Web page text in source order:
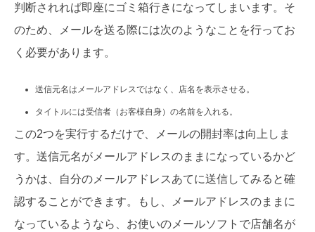
判断されれば即座にゴミ箱行きになってしまいます。そ
のため、メールを送る際には次のようなことを行ってお
く必要があります。
送信元名はメールアドレスではなく、店名を表示させる。
タイトルには受信者（お客様自身）の名前を入れる。
この2つを実行するだけで、メールの開封率は向上しま
す。送信元名がメールアドレスのままになっているかど
うかは、自分のメールアドレスあてに送信してみると確
認することができます。もし、メールアドレスのままに
なっているようなら、お使いのメールソフトで店舗名が